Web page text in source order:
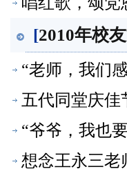
[2010年校
“老师，我们
五代同堂庆佳
“爷爷，我也
想念王永三老